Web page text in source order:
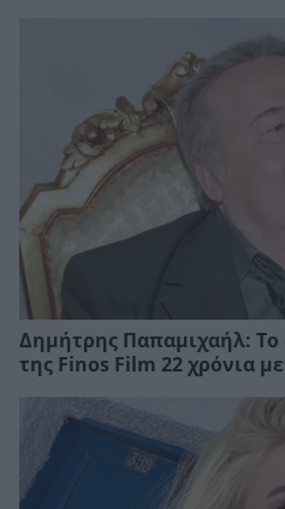
Δημήτρης Παπαμιχαήλ: Το
της Finos Film 22 χρόνια